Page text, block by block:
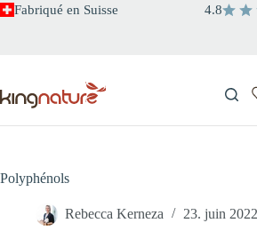
Passer
Fabriqué en Suisse 4.8
Polyphénols
Rebecca Kerneza 23. juin 2022